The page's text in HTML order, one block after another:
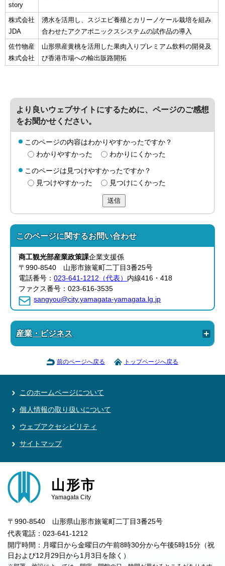
story
株式会社
JDA
湧水を活用し、スジエビ養殖とカリーノケール栽培を組み
合わせたアクアポニックスシステムの試作品の導入
佐竹物産
株式会社
山形県産黄桃を活用した果肉入りプレミアム飲料の開発及
び香港市場への輸出販路開拓
より良いウェブサイトにするために、ページのご感想
をお聞かせください。
このページの内容はわかりやすかったですか？
わかりやすかった
わかりにくかった
このページは見つけやすかったですか？
見つけやすかった
見つけにくかった
送信
このページに関するお問い合わせ
商工観光部産業政策課企業支援係
〒990-8540 山形市旅篭町二丁目3番25号
電話番号：023-641-1212（代表） 内線416・418
ファクス番号：023-616-3535
sangyou@city.yamagata-yamagata.lg.jp
産業・ビジネス
前のページへ戻る トップページへ戻る
このホームページについて
個人情報の取り扱いについて
ウェブアクセシビリティ
サイトマップ
山形市
Yamagata City
〒990-8540 山形県山形市旅篭町二丁目3番25号
代表電話：023-641-1212
開庁時間：月曜日から金曜日の午前8時30分から午後5時15分（祝
日および12月29日から1月3日を除く）